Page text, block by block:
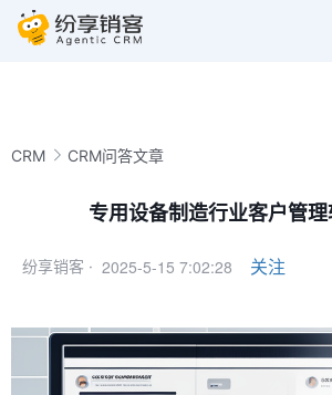
CRM CRM问答文章
专用设备制造行业客户管
纷享销客 · 2025-5-15 7:02:28 关注